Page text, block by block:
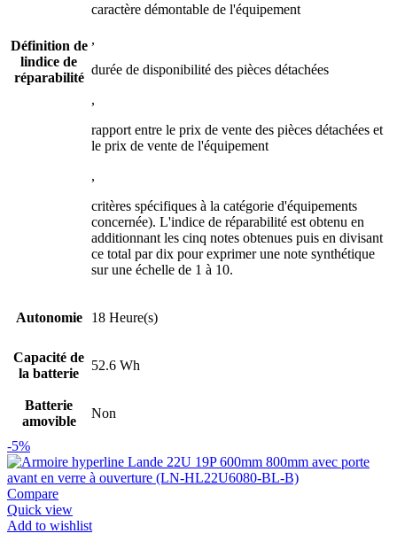
Définition de
lindice de
réparabilité
caractère démontable de l'équipement
,
durée de disponibilité des pièces détachées
,
rapport entre le prix de vente des pièces détachées et
le prix de vente de l'équipement
,
critères spécifiques à la catégorie d'équipements
concernée). L'indice de réparabilité est obtenu en
additionnant les cinq notes obtenues puis en divisant
ce total par dix pour exprimer une note synthétique
sur une échelle de 1 à 10.
Autonomie 18 Heure(s)
Capacité de
la batterie
52.6 Wh
Batterie
amovible
Non
-5%
Compare
Quick view
Add to wishlist